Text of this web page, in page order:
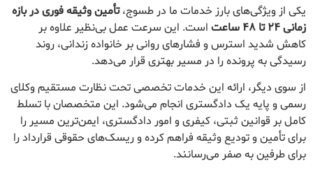
یکی از ویژگی‌های بارز خدمات ما در طسوج،تأمین وثیقه فوری در بازه
زمانی ۲۴ تا ۴۸ ساعت
است. این سرعت عمل بی‌نظیر علاوه بر
کاهش شدید استرس و فشارهای روانی بر خانواده زندانی، روند
رسیدگی به پرونده را در مسیر بهتری قرار می‌دهد.
از سوی دیگر، ارائه این خدمات تخصصی تحت نظارت مستقیم وکلای
رسمی و پایه یک دادگستری انجام می‌شود. این متخصصان با تسلط
کامل بر قوانین ثبتی، کیفری و امور دادگستری، ایمن‌ترین مسیر را
برای تأمین و تودیع وثیقه فراهم کرده و ریسک‌های حقوقی قرارداد را
برای طرفین به صفر می‌رسانند.